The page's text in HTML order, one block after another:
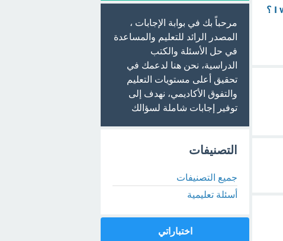
I want to ride a bike so i learned to …at first (hold- pedal- give up-annoy) ؟
مرحباً بك في بوابة الإجابات ،
المصدر الرائد للتعليم والمساعدة
في حل الأسئلة والكتب
الدراسية، نحن هنا لدعمك في
تحقيق أعلى مستويات التعليم
والتفوق الأكاديمي، نهدف إلى
توفير إجابات شاملة لسؤالك
التصنيفات
جميع التصنيفات
أسئلة تعليمية
اختباراتي